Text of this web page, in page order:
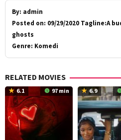
By: admin
Posted on: 09/29/2020 Tagline:A
ghosts
Genre: Komedi
RELATED MOVIES
6.1 97 min 6.9